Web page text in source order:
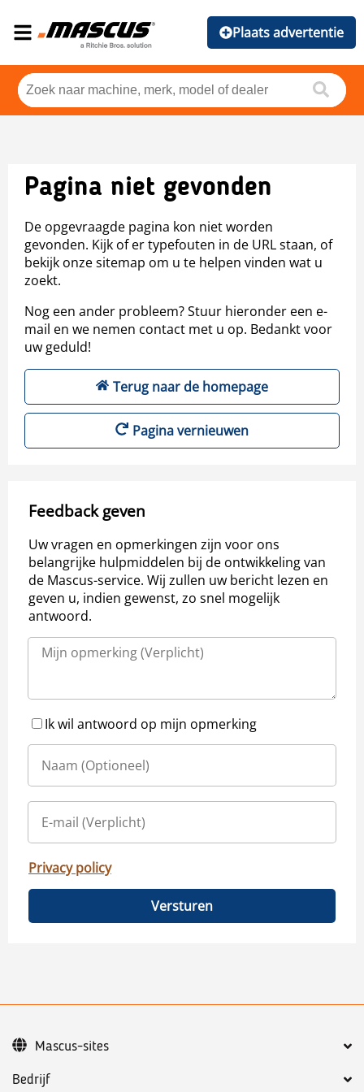
Plaats advertentie
Pagina niet gevonden
De opgevraagde pagina kon niet worden
gevonden. Kijk of er typefouten in de URL staan, of
bekijk onze sitemap om u te helpen vinden wat u
zoekt.
Nog een ander probleem? Stuur hieronder een e-
mail en we nemen contact met u op. Bedankt voor
uw geduld!
Terug naar de homepage
Pagina vernieuwen
Feedback geven
Uw vragen en opmerkingen zijn voor ons
belangrijke hulpmiddelen bij de ontwikkeling van
de Mascus-service. Wij zullen uw bericht lezen en
geven u, indien gewenst, zo snel mogelijk
antwoord.
Ik wil antwoord op mijn opmerking
Privacy policy
Versturen
Bedrijf
Mascus-sites